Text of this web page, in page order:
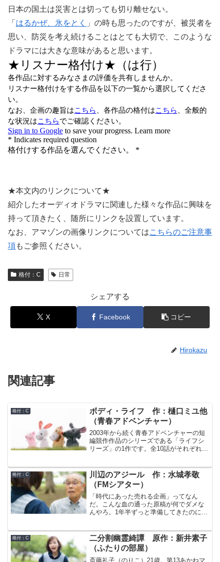
日本の国土は災害とは切っても切り離せない。
「 はるかぜ、氷をとく
」の時も思ったのですが、被災者を
思い、防災を考え続けることはとても大切で、このような
ドラマには大きな意味があると思います。
★本文内のリンクについて★
紹介したオーディオドラマに関連した様々な作品に興味を
持って頂きたく、随所にリンクを設置しています。
なお、アマゾンの画像リンクについてはこちらのご注意事
項もご参照ください。
格付：C 日常
シェアする
X Facebook コピー
Hirokazu
関連記事
格付：C
ボディ・ライフ 作：樋口ミユ他
（青春アドベンチャー）
2003年から続く青春アドベンチャーの短
編競作作品のシリーズである「ライフシ
リーズ」の1作です。全10話がそれぞれ違
ディ・ライフ」の名のとおり、全ての話
に、お尻や目､お腹など体のパーツが一つ
ずつモチーフとして設定されています。
各話の間に内容の関連性は全くありませ
ん。例によってこのモチーフが強調され
ている作品とそうでもない作品があり、
格付：C
川辺のアジール 作：水城孝敬
（FMシアター）
「時代にあった売れる企画」ってなん
だ。こんな血の通った原稿が何でダメな
んやろ。1年半ずっと準備してきたのに。
行くことができない。しかも妻に相談し
たら「休職中の収入ってどうなるの？あ
たしだってすぐには働けないよ！」。家
にも居場所がない。帰ろう、実家に。実
格付：C
二分割幽霊綺譚 原作：新井素子
（ふたりの部屋）
斎藤礼子（のりこ）21歳。第13あかねマ